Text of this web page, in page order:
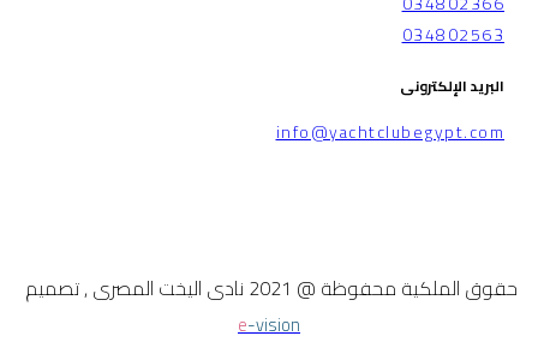
034802563
البريد الإلكترونى
info@yachtclubegypt.com
حقوق الملكية محفوظة @ 2021 نادى اليخت المصرى , تصميم
e-vision